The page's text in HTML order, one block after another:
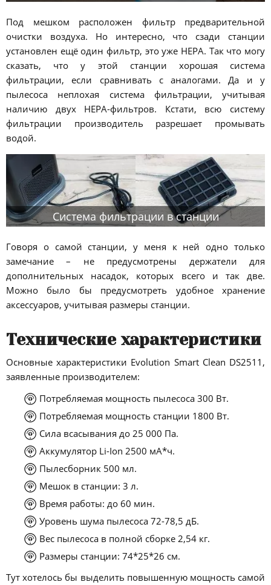
Под мешком расположен фильтр предварительной
очистки воздуха. Но интересно, что сзади станции
установлен ещё один фильтр, это уже HEPA. Так что могу
сказать, что у этой станции хорошая система
фильтрации, если сравнивать с аналогами. Да и у
пылесоса неплохая система фильтрации, учитывая
наличию двух HEPA-фильтров. Кстати, всю систему
фильтрации производитель разрешает промывать
водой.
Система фильтрации в станции
Говоря о самой станции, у меня к ней одно только
замечание – не предусмотрены держатели для
дополнительных насадок, которых всего и так две.
Можно было бы предусмотреть удобное хранение
аксессуаров, учитывая размеры станции.
Технические характеристики
Основные характеристики Evolution Smart Clean DS2511,
заявленные производителем:
Потребляемая мощность пылесоса 300 Вт.
Потребляемая мощность станции 1800 Вт.
Сила всасывания до 25 000 Па.
Аккумулятор Li-Ion 2500 мА*ч.
Пылесборник 500 мл.
Мешок в станции: 3 л.
Время работы: до 60 мин.
Уровень шума пылесоса 72-78,5 дБ.
Вес пылесоса в полной сборке 2,54 кг.
Размеры станции: 74*25*26 см.
Тут хотелось бы выделить повышенную мощность самой